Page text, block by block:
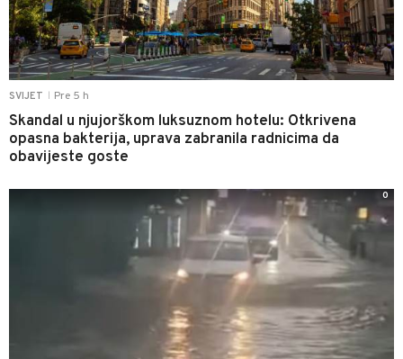
SVIJET Pre 5 h
Skandal u njujorškom luksuznom hotelu: Otkrivena
opasna bakterija, uprava zabranila radnicima da
obavijeste goste
0